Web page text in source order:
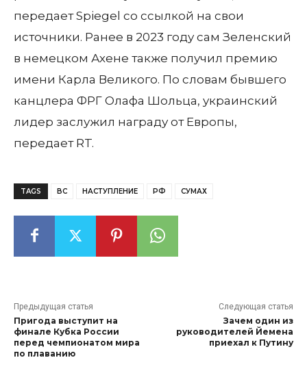
передает Spiegel со ссылкой на свои
источники. Ранее в 2023 году сам Зеленский
в немецком Ахене также получил премию
имени Карла Великого. По словам бывшего
канцлера ФРГ Олафа Шольца, украинский
лидер заслужил награду от Европы,
передает RT.
TAGS ВС НАСТУПЛЕНИЕ РФ СУМАХ
Предыдущая статья
Пригода выступит на
финале Кубка России
перед чемпионатом мира
по плаванию
Следующая статья
Зачем один из
руководителей Йемена
приехал к Путину